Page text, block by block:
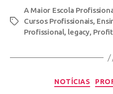
A Maior Escola
Cursos Profissionais,
Profissional, legacy,
NOTÍCIAS